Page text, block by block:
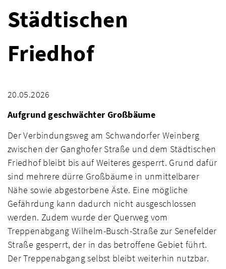
Städtischen
Friedhof
20.05.2026
Aufgrund geschwächter Großbäume
Der Verbindungsweg am Schwandorfer Weinberg
zwischen der Ganghofer Straße und dem Städtischen
Friedhof bleibt bis auf Weiteres gesperrt. Grund dafür
sind mehrere dürre Großbäume in unmittelbarer
Nähe sowie abgestorbene Äste. Eine mögliche
Gefährdung kann dadurch nicht ausgeschlossen
werden. Zudem wurde der Querweg vom
Treppenabgang Wilhelm-Busch-Straße zur Senefelder
Straße gesperrt, der in das betroffene Gebiet führt.
Der Treppenabgang selbst bleibt weiterhin nutzbar.